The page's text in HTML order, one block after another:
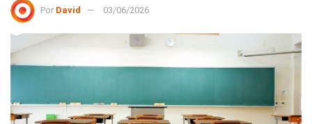
Por David 03/06/2026